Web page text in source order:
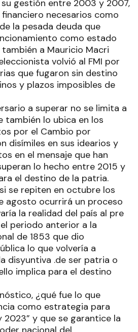
gestión entre 2003 y 2007,
necesarios como
la pesada deuda que
como estado
a Mauricio Macri
volvió al FMI por
que fugaron sin destino
y plazos imposibles de
a superar no se limita a
también lo ubica en los
por el Cambio por
disímiles en sus idearios y
en el mensaje que han
lo hecho entre 2015 y
el destino de la patria.
se repiten en octubre los
agosto ocurrirá un proceso
la realidad del país al pre
periodo anterior a la
de 1853 que dio
lo que volvería a
disyuntiva .de ser patria o
implica para el destino
¿qué fue lo que
como estrategia para
2023” y que se garantice la